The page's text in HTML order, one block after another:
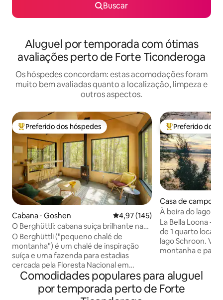
Buscar
Aluguel por temporada com ótimas
avaliações perto de Forte Ticonderoga
Os hóspedes concordam: estas acomodações foram
muito bem avaliadas quanto a localização, limpeza e
outros aspectos.
Entre os melhores preferidos dos hóspedes
Preferido dos hóspedes
Cabana ⋅ Goshen 4,97 de uma avaliação média de
4,97 (145)
O Berghüttli: cabana suíça brilhante na
floresta
O Berghüttli ("pequeno chalé de
montanha") é um chalé de inspiração
suíça e uma fazenda para estadias
cercada pela Floresta Nacional em
Goshen, VT (pop. 168). Um refúgio
completamente privativo — sem outras
estruturas à vista, apenas floresta e
Entre os
Preferido dos
Casa de campo ⋅
k
À beira do lago
e vistas incríveis
La Bella Loona -
de 1 quarto
lago Schroon. Vista incrível para a
montanha e para
pequena praia
ao ar livre e
casa de campo é
Comodidades populares para aluguel
por temporada perto de Forte